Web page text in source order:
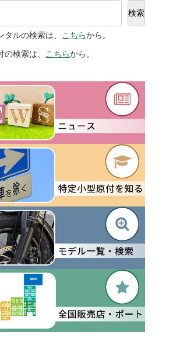
検索
タルの検索は、 こちらから。
検索は、
こちらから。